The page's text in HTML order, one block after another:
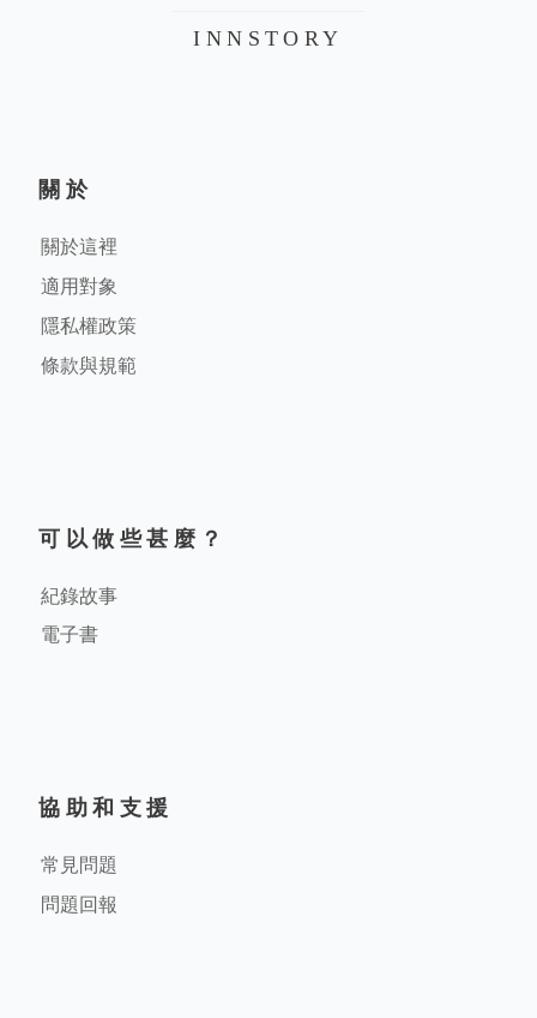
INNSTORY
關於
關於這裡
適用對象
隱私權政策
條款與規範
可以做些甚麼？
紀錄故事
電子書
協助和支援
常見問題
問題回報